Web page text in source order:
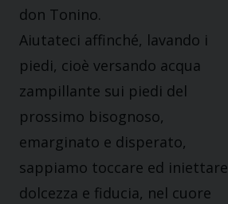
don Tonino.
Aiutateci affinché, lavando i
piedi, cioè versando acqua
zampillante sui piedi del
prossimo bisognoso,
emarginato e disperato,
sappiamo toccare ed iniettare
dolcezza e fiducia, nel cuore